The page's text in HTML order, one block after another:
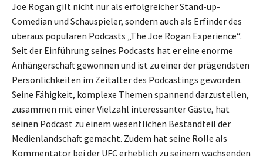
Joe Rogan gilt nicht nur als erfolgreicher Stand-up-
Comedian und Schauspieler, sondern auch als Erfinder des
überaus populären Podcasts „The Joe Rogan Experience“.
Seit der Einführung seines Podcasts hat er eine enorme
Anhängerschaft gewonnen und ist zu einer der prägendsten
Persönlichkeiten im Zeitalter des Podcastings geworden.
Seine Fähigkeit, komplexe Themen spannend darzustellen,
zusammen mit einer Vielzahl interessanter Gäste, hat
seinen Podcast zu einem wesentlichen Bestandteil der
Medienlandschaft gemacht. Zudem hat seine Rolle als
Kommentator bei der UFC erheblich zu seinem wachsenden